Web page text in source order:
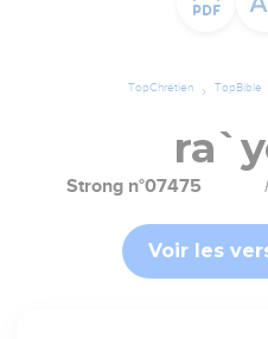
TopChrétien TopBible
Strong n°07475
Voir les